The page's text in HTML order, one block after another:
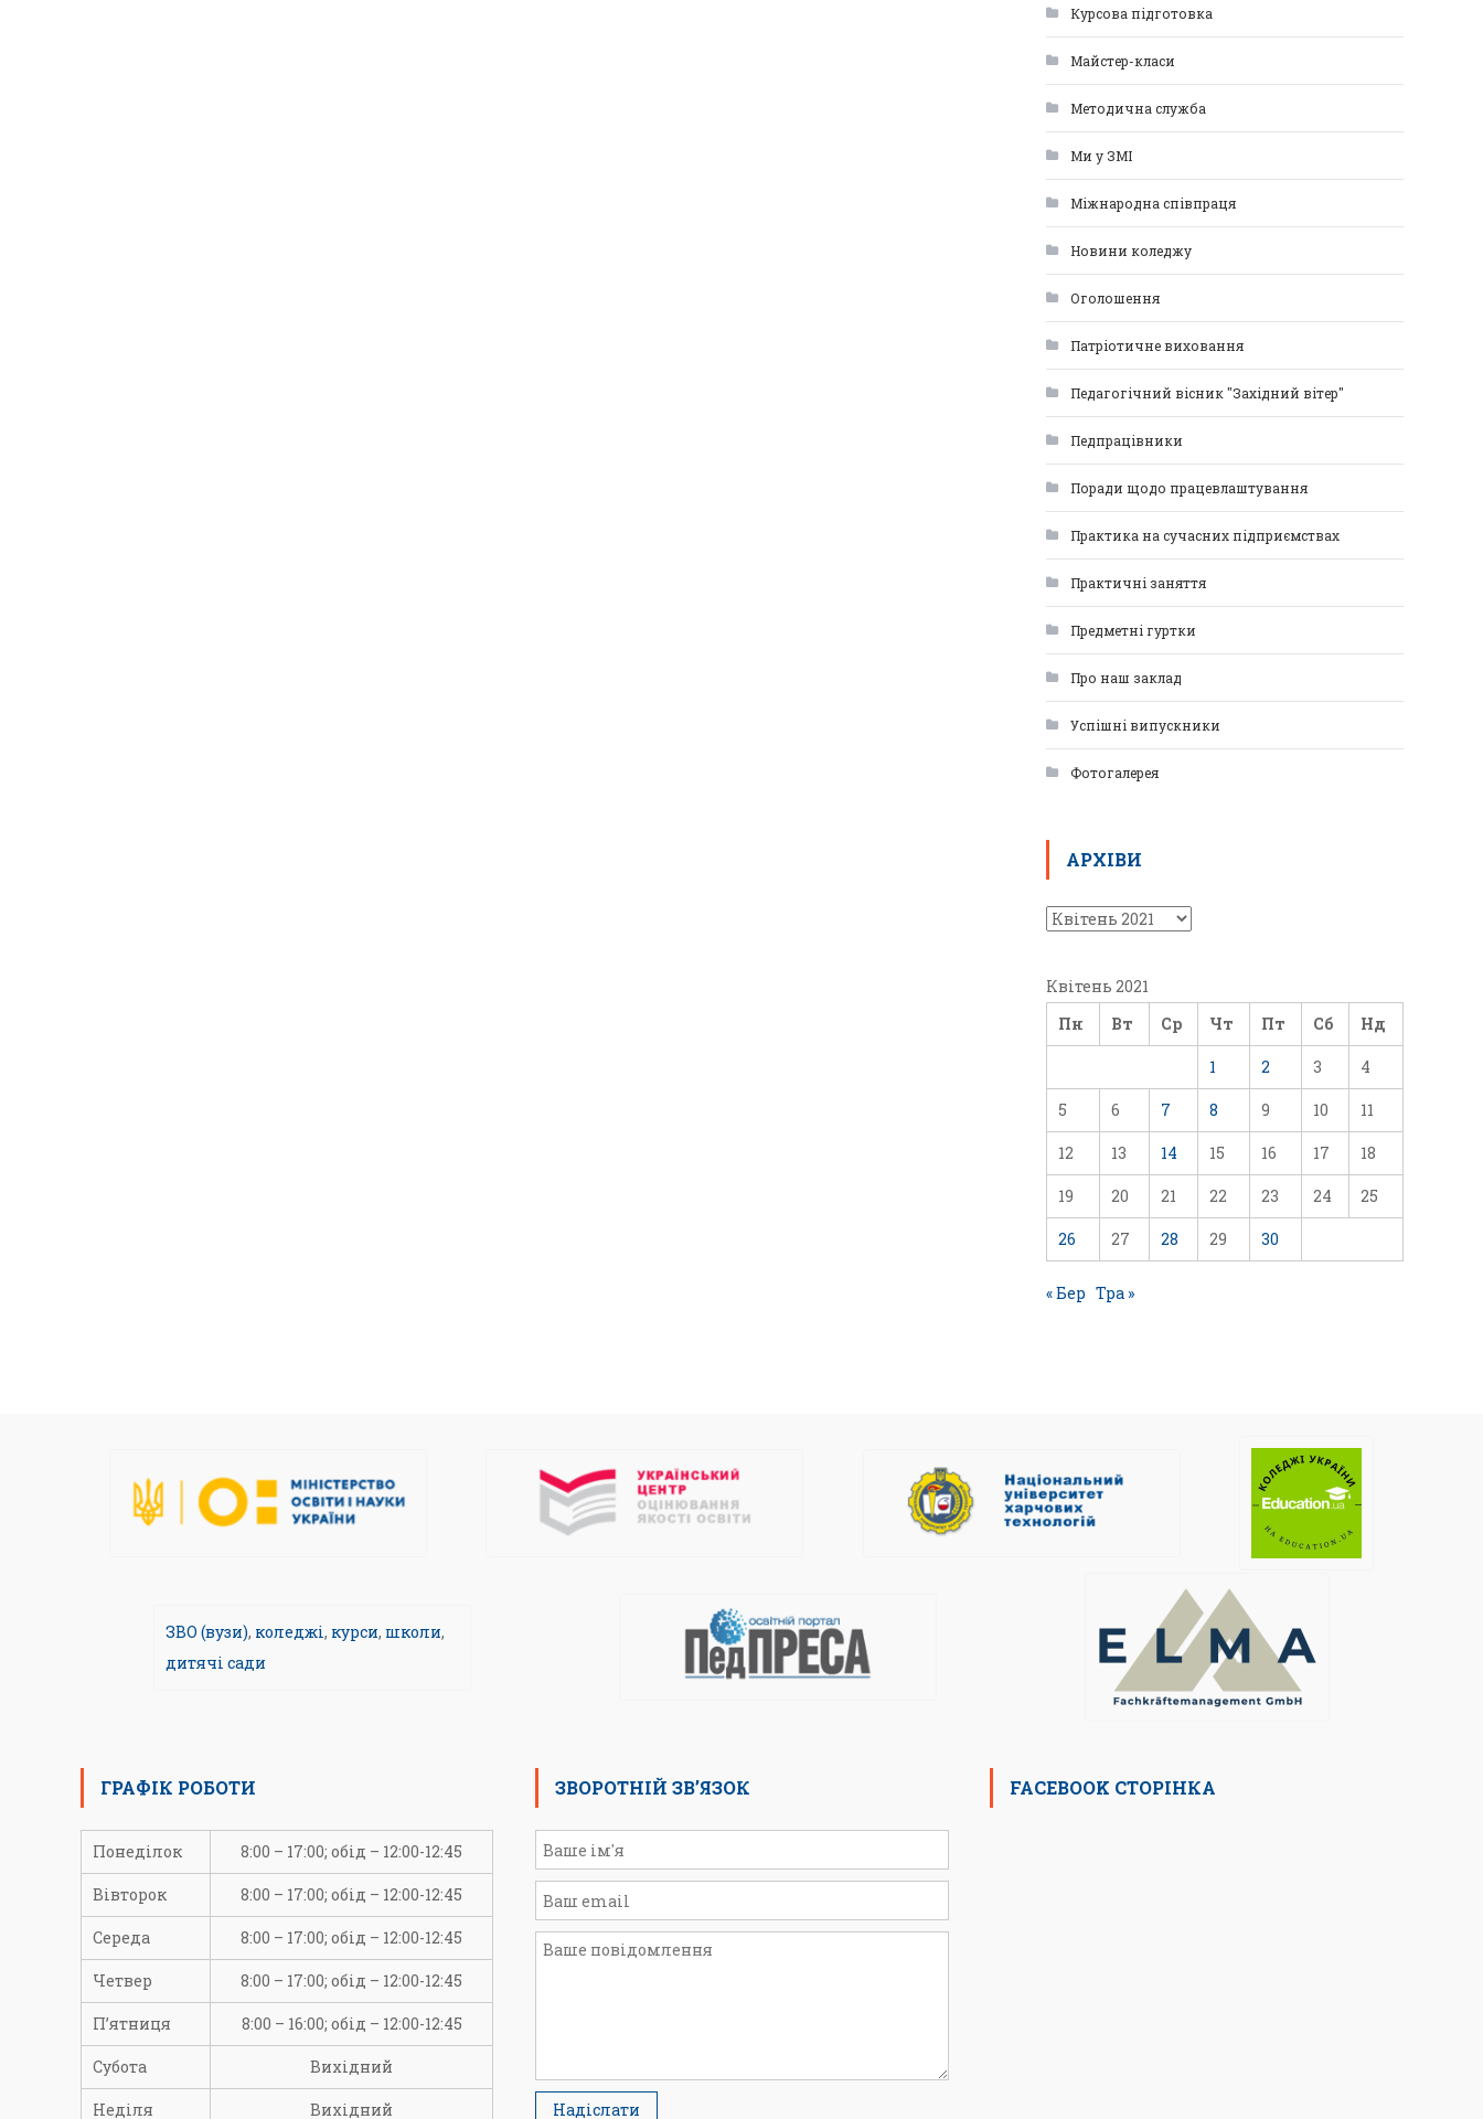
Курсова підготовка
Майстер-класи
Методична служба
Ми у ЗМІ
Міжнародна співпраця
Новини коледжу
Оголошення
Патріотичне виховання
Педагогічний вісник "Західний вітер"
Педпрацівники
Поради щодо працевлаштування
Практика на сучасних підприємствах
Практичні заняття
Предметні гуртки
Про наш заклад
Успішні випускники
Фотогалерея
АРХІВИ
Квітень 2021
Пн
Вт Ср Чт Пт Сб Нд
1 2 3 4
5 6 7 8 9 10 11
12 13 14 15 16 17 18
19 20 21 22 23 24 25
26 27 28 29 30
« Бер Тра »
ЗВО (вузи), коледжі, курси, школи,
дитячі сади
ГРАФІК РОБОТИ
Понеділок 8:00 – 17:00; обід – 12:00-12:45
Вівторок 8:00 – 17:00; обід – 12:00-12:45
Середа 8:00 – 17:00; обід – 12:00-12:45
Четвер 8:00 – 17:00; обід – 12:00-12:45
П’ятниця 8:00 – 16:00; обід – 12:00-12:45
Субота Вихідний
Неділя Вихідний
ЗВОРОТНІЙ ЗВ’ЯЗОК FACEBOOK СТОРІНКА